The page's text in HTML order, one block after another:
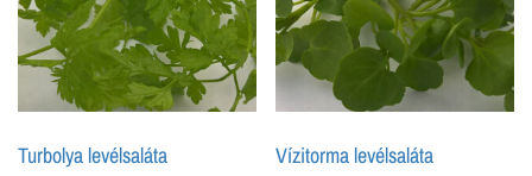
Turbolya levélsaláta Vízitorma levélsaláta